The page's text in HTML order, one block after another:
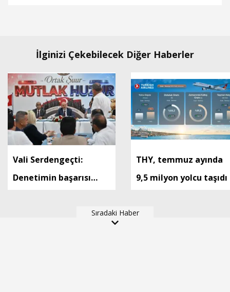
İlginizi Çekebilecek Diğer Haberler
Vali Serdengeçti:
Denetimin başarısı
THY, temmuz ayında
9,5 milyon yolcu taşıdı
Sıradaki Haber